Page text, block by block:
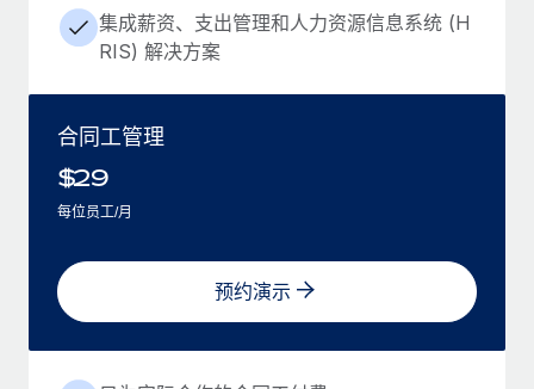
集成薪资、支出管理和人力资源信息系统 (H
RIS) 解决方案
合同工管理
$29
每位员工/月
预约演示